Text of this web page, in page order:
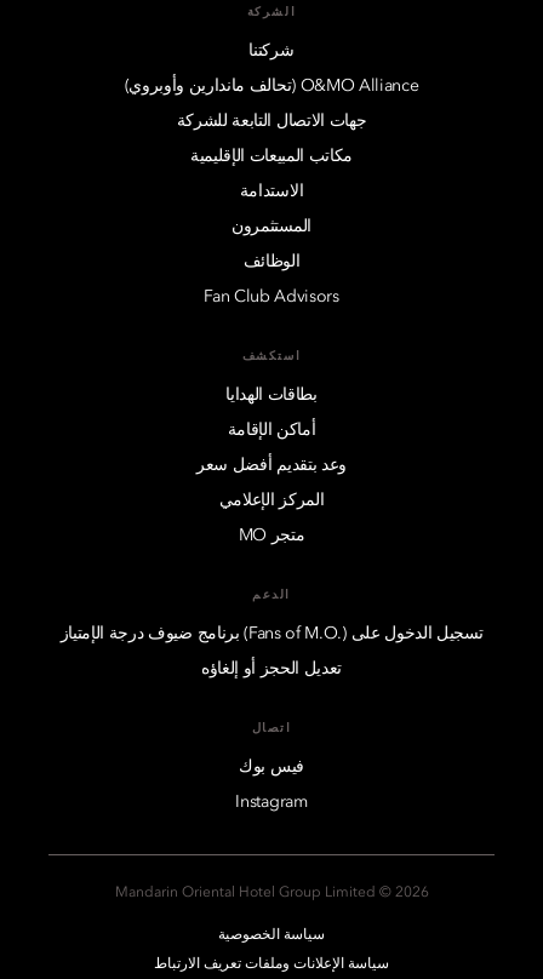
الشركة
شركتنا
O&MO Alliance (تحالف ماندارين وأوبروي)
جهات الاتصال التابعة للشركة
مكاتب المبيعات الإقليمية
الاستدامة
المستثمرون
الوظائف
Fan Club Advisors
استكشف
بطاقات الهدايا
أماكن الإقامة
وعد بتقديم أفضل سعر
المركز الإعلامي
متجر MO
الدعم
تسجيل الدخول على (.Fans of M.O) برنامج ضيوف درجة الإمتياز
تعديل الحجز أو إلغاؤه
اتصال
فيس بوك
Instagram
2026 © Mandarin Oriental Hotel Group Limited
سياسة الخصوصية
سياسة الإعلانات وملفات تعريف الارتباط